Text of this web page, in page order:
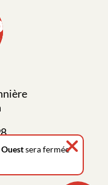
Ouestsera fermée